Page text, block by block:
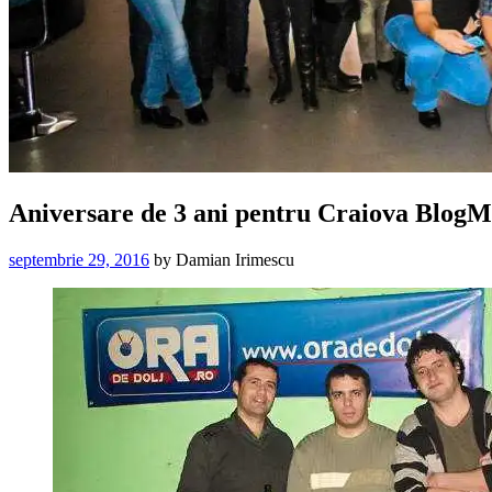
Aniversare de 3 ani pentru Craiova
septembrie 29, 2016 by Damian Irimescu